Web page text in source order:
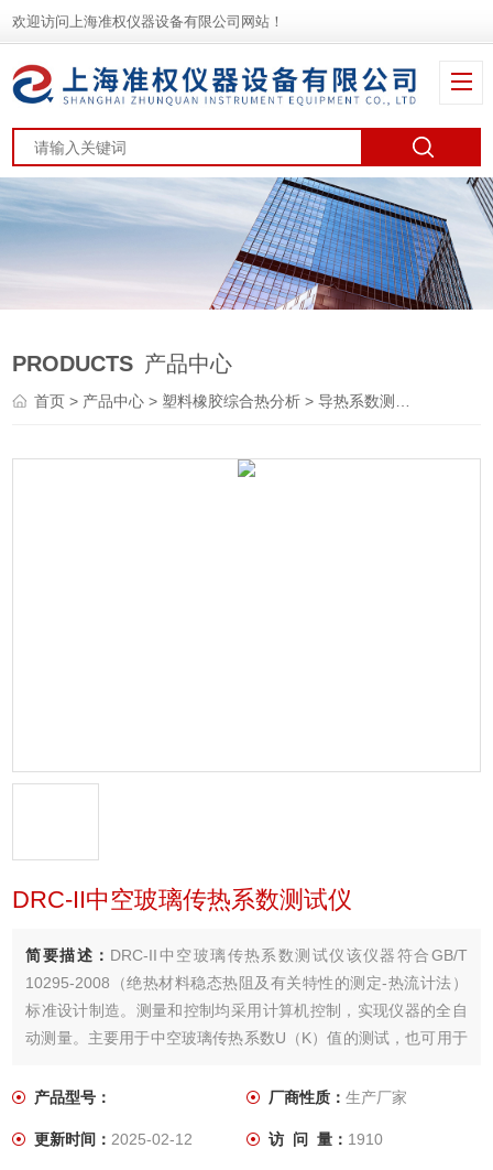
欢迎访问上海准权仪器设备有限公司网站！
PRODUCTS 产品中心
首页> 产品中心 > 塑料橡胶综合热分析 >导热系数测试仪
DRC-II中空玻璃传热系数测试仪
简要描述： DRC-II中空玻璃传热系数测试仪该仪器符合GB/T
10295-2008（绝热材料稳态热阻及有关特性的测定-热流计法）
标准设计制造。测量和控制均采用计算机控制，实现仪器的全自
动测量。主要用于中空玻璃传热系数U（K）值的测试，也可用于
产品型号：
厂商性质： 生产厂家
更新时间：2025-02-12 访 问 量： 1910